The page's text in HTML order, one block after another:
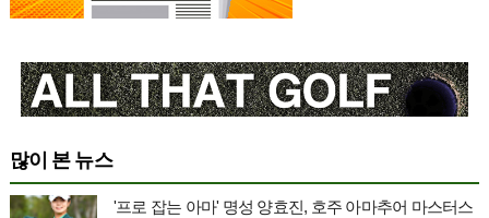
많이 본 뉴스
'프로 잡는 아마' 명성 양효진, 호주 아마추어 마스터스